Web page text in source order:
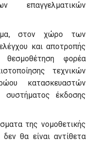
επαγγελματικών
στον χώρο των
και αποτροπής
θεσμοθέτηση φορέα
τεχνικών
κατασκευαστών
συστήματος έκδοσης
της νομοθετικής
θα είναι αντίθετα